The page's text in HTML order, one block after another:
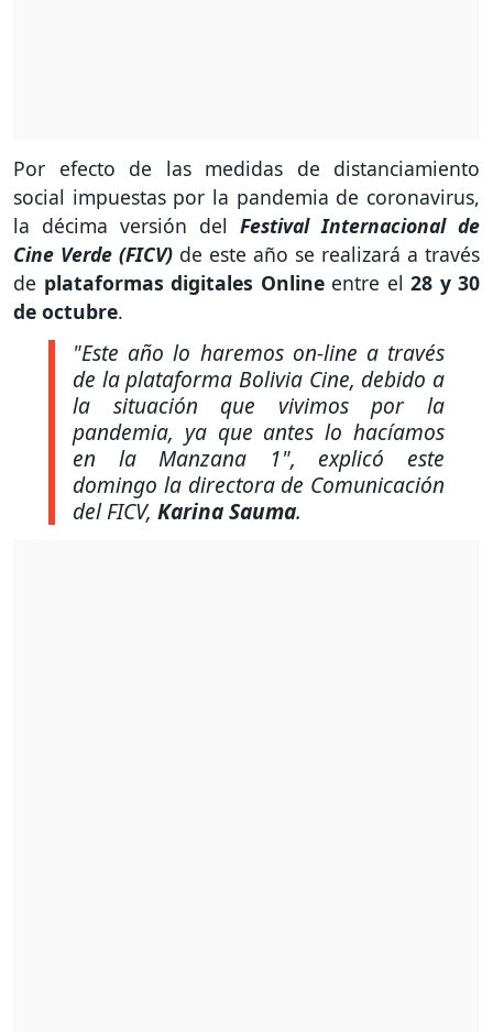
Por efecto de las medidas de distanciamiento
social impuestas por la pandemia de coronavirus,
la décima versión del Festival Internacional de
Cine Verde (FICV) de este año se realizará a través
de plataformas digitales Onlineentre el 28 y 30
de octubre.
"Este año lo haremos on-line a través
de la plataforma Bolivia Cine, debido a
la situación que vivimos por la
pandemia, ya que antes lo hacíamos
en la Manzana 1", explicó este
domingo la directora de Comunicación
del FICV, Karina Sauma.